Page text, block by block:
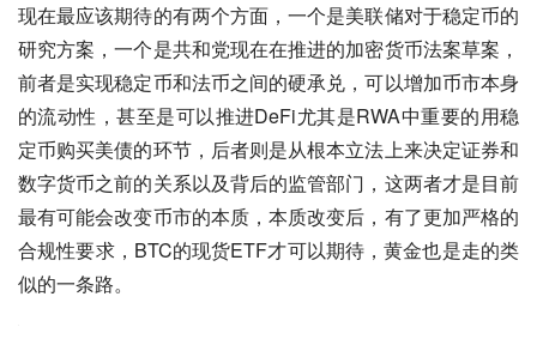
现在最应该期待的有两个方面，一个是美联储对于稳定币的
研究方案，一个是共和党现在在推进的加密货币法案草案，
前者是实现稳定币和法币之间的硬承兑，可以增加币市本身
的流动性，甚至是可以推进DeFi尤其是RWA中重要的用稳
定币购买美债的环节，后者则是从根本立法上来决定证券和
数字货币之前的关系以及背后的监管部门，这两者才是目前
最有可能会改变币市的本质，本质改变后，有了更加严格的
合规性要求，BTC的现货ETF才可以期待，黄金也是走的类
似的一条路。